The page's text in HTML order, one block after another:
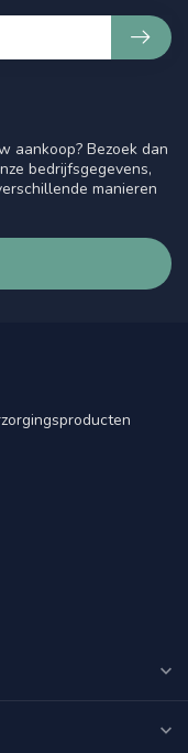
aankoop? Bezoek dan
bedrijfsgegevens,
manieren